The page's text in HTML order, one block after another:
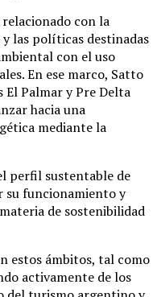
con la
las políticas destinadas
con el uso
En ese marco, Satto
El Palmar y Pre Delta
hacia una
mediante la
perfil sustentable de
su funcionamiento y
de sostenibilidad
estos ámbitos, tal como
activamente de los